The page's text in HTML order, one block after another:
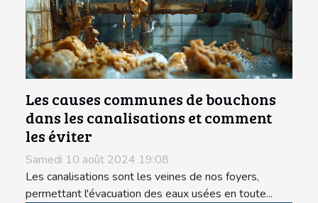
Les causes communes de bouchons
dans les canalisations et comment
les éviter
Samedi 10 août 2024 19:08
Les canalisations sont les veines de nos foyers,
permettant l'évacuation des eaux usées en toute...